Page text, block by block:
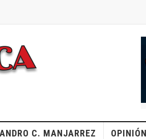
C. MANJARREZ OPINIÓN